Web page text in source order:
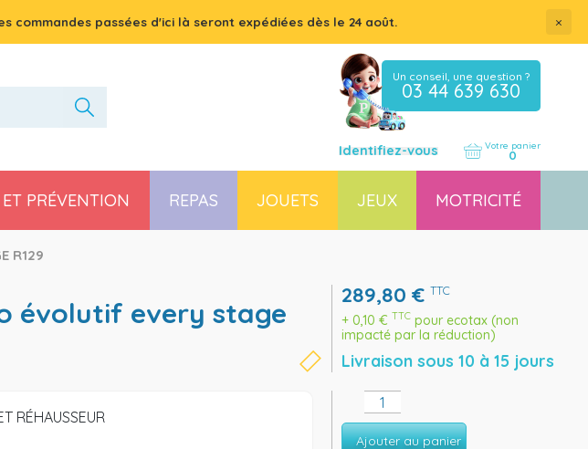
commandes passées d'ici là seront expédiées dès le 24 août. ×
Un conseil, une question ?
03 44 639 630
Identifiez-vous Votre panier
0
PRÉVENTION REPAS JOUETS JEUX MOTRICITÉ
R129
289,80€ TTC
+0,10€ TTC pour ecotax (non
impacté par la réduction)
Livraison sous 10 à 15 jours
RÉHAUSSEUR
Ajouter au panier